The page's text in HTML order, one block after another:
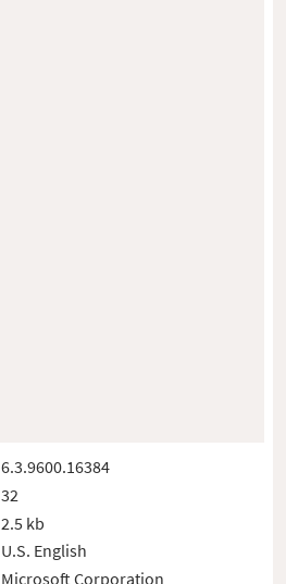
6.3.9600.16384
32
2.5 kb
U.S. English
Microsoft Corporation